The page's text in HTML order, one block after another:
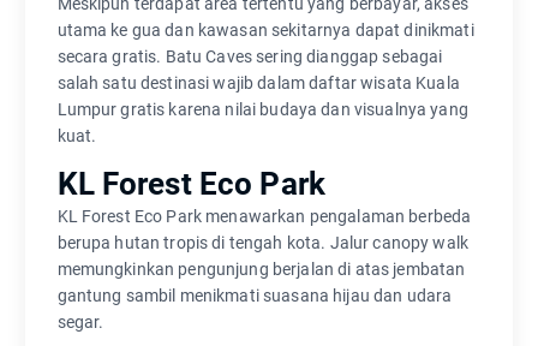
utama ke gua dan kawasan sekitarnya dapat dinikmati
secara gratis. Batu Caves sering dianggap sebagai
salah satu destinasi wajib dalam daftar wisata Kuala
Lumpur gratis karena nilai budaya dan visualnya yang
kuat.
KL Forest Eco Park
KL Forest Eco Park menawarkan pengalaman berbeda
berupa hutan tropis di tengah kota. Jalur canopy walk
memungkinkan pengunjung berjalan di atas jembatan
gantung sambil menikmati suasana hijau dan udara
segar.